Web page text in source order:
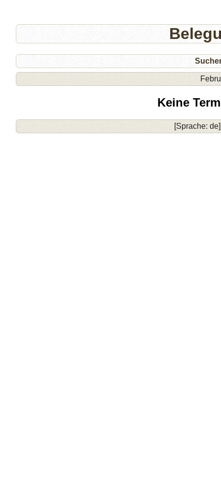
Keine
[Sprache: